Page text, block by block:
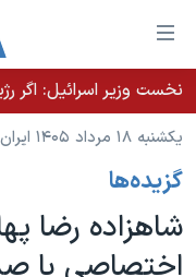
لینکهای
قابل
دسترسی
جهش
محتوای
اصلی
جهش
خانه
نسخه سبک وب‌سایت
موضوع ها
ایران
برنامه های تلویزیونی
یکشنبه ۱۸ مرداد ۱۴۰۵ ایران ۱۷:۳۸
گزيده‌ها
شاهزاده رضا
اختصاصی با